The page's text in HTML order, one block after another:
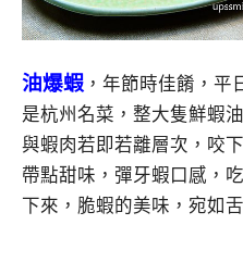
油爆蝦 ，年節時佳餚，平
是杭州名菜，整大隻鮮蝦
與蝦肉若即若離層次，咬
帶點甜味，彈牙蝦口感，
下來，脆蝦的美味，宛如